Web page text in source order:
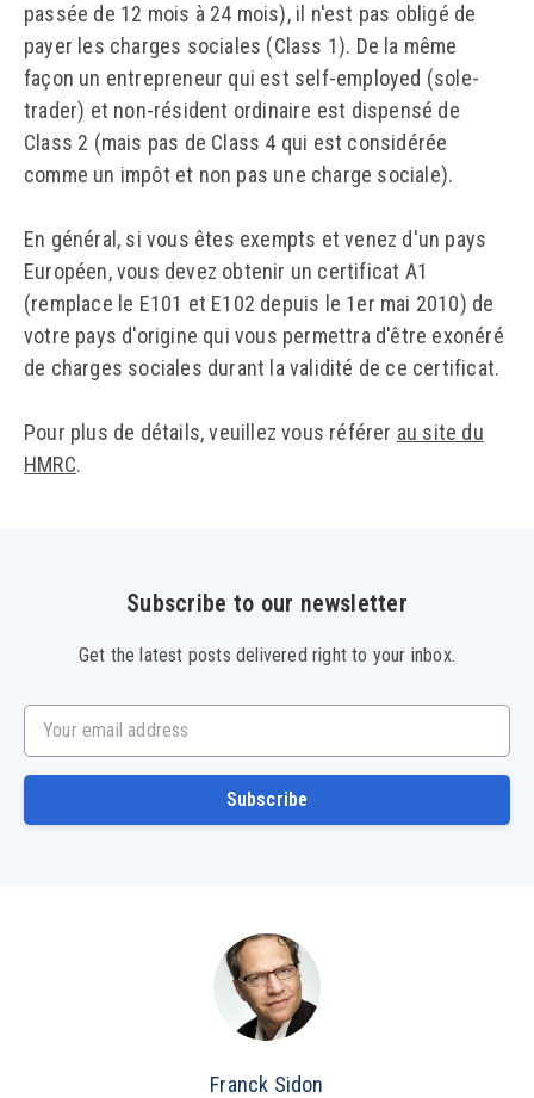
passée de 12 mois à 24 mois), il n'est pas obligé de
payer les charges sociales (Class 1). De la même
façon un entrepreneur qui est self-employed (sole-
trader) et non-résident ordinaire est dispensé de
Class 2 (mais pas de Class 4 qui est considérée
comme un impôt et non pas une charge sociale).
En général, si vous êtes exempts et venez d'un pays
Européen, vous devez obtenir un certificat A1
(remplace le E101 et E102 depuis le 1er mai 2010) de
votre pays d'origine qui vous permettra d'être exonéré
de charges sociales durant la validité de ce certificat.
Pour plus de détails, veuillez vous référer au site du
HMRC.
Subscribe to our newsletter
Get the latest posts delivered right to your inbox.
Your email address
Subscribe
Franck Sidon